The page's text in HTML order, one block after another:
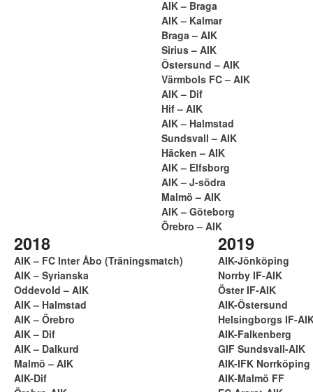
AIK – Braga
AIK – Kalmar
Braga – AIK
Sirius – AIK
Östersund – AIK
Värmbols FC – AIK
AIK – Dif
Hif – AIK
AIK – Halmstad
Sundsvall – AIK
Häcken – AIK
AIK – Elfsborg
AIK – J-södra
Malmö – AIK
AIK – Göteborg
Örebro – AIK
2018
AIK – FC Inter Åbo (Träningsmatch)
AIK – Syrianska
Oddevold – AIK
AIK – Halmstad
AIK – Örebro
AIK – Dif
AIK – Dalkurd
Malmö – AIK
AIK-Dif
2019
AIK-Jönköping
Norrby IF-AIK
Öster IF-AIK
AIK-Östersund
Helsingborgs IF-
AIK-Falkenberg
GIF Sundsvall-AIK
AIK-IFK Norrköping
AIK-Malmö FF